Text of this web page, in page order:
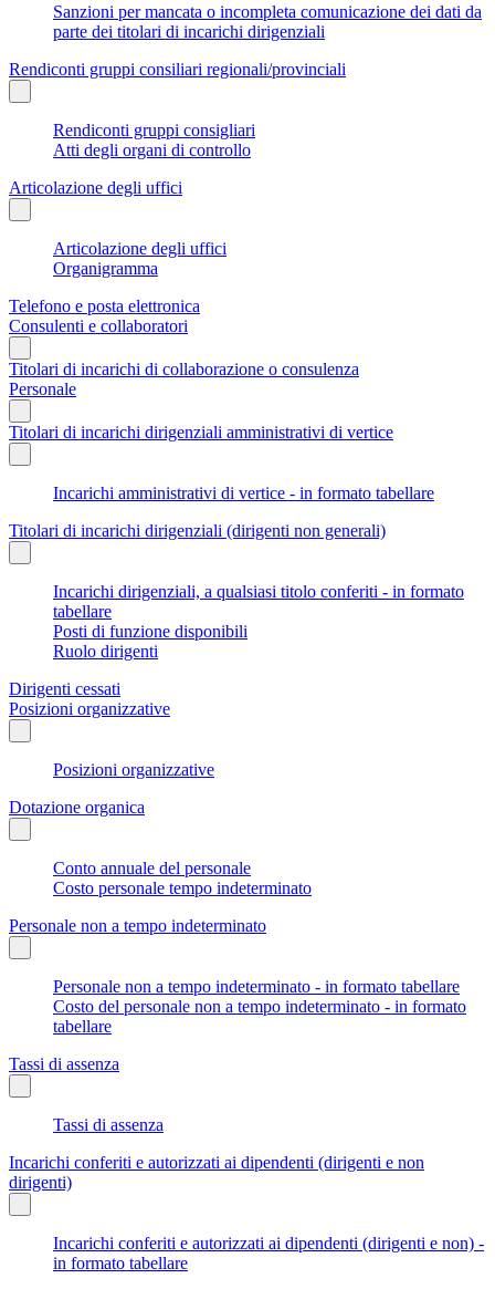
Sanzioni per mancata o incompleta comunicazione dei dati da
parte dei titolari di incarichi dirigenziali
Rendiconti gruppi consiliari regionali/provinciali
Rendiconti gruppi consigliari
Atti degli organi di controllo
Articolazione degli uffici
Articolazione degli uffici
Organigramma
Telefono e posta elettronica
Consulenti e collaboratori
Titolari di incarichi di collaborazione o consulenza
Personale
Titolari di incarichi dirigenziali amministrativi di vertice
Incarichi amministrativi di vertice - in formato tabellare
Titolari di incarichi dirigenziali (dirigenti non generali)
Incarichi dirigenziali, a qualsiasi titolo conferiti - in formato
tabellare
Posti di funzione disponibili
Ruolo dirigenti
Dirigenti cessati
Posizioni organizzative
Posizioni organizzative
Dotazione organica
Conto annuale del personale
Costo personale tempo indeterminato
Personale non a tempo indeterminato
Personale non a tempo indeterminato - in formato tabellare
Costo del personale non a tempo indeterminato - in formato
tabellare
Tassi di assenza
Tassi di assenza
Incarichi conferiti e autorizzati ai dipendenti (dirigenti e non
dirigenti)
Incarichi conferiti e autorizzati ai dipendenti (dirigenti e non) -
in formato tabellare